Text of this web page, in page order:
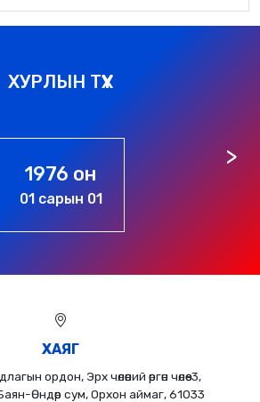
ХУРЛЫН ТҮҮХ
1976 он
01 сарын 01
ХАЯГ
ордон, Эрх чөлөөний өргөн чөлөө-3,
Өндөр сум, Орхон аймаг, 61033